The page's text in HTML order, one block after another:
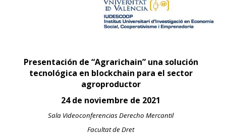
Presentación de “Agrarichain” una solución
tecnológica en blockchain para el sector
agroproductor
24 de noviembre de 2021
Sala Videoconferencias Derecho Mercantil
Facultat de Dret